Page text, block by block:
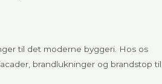
til det moderne byggeri. Hos os
brandlukninger og brandstop til